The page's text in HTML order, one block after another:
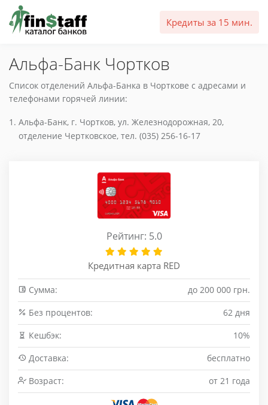
Кредиты за 15 мин.
Альфа-Банк Чортков
Список отделений Альфа-Банка в Чорткове с адресами и
телефонами горячей линии:
Альфа-Банк, г. Чортков, ул. Железнодорожная, 20,
отделение Чертковское, тел. (035) 256-16-17
Рейтинг: 5.0
Кредитная карта RED
Сумма:
до 200 000 грн.
Без процентов:
62 дня
Кешбэк:
10%
Доставка:
бесплатно
Возраст:
от 21 года